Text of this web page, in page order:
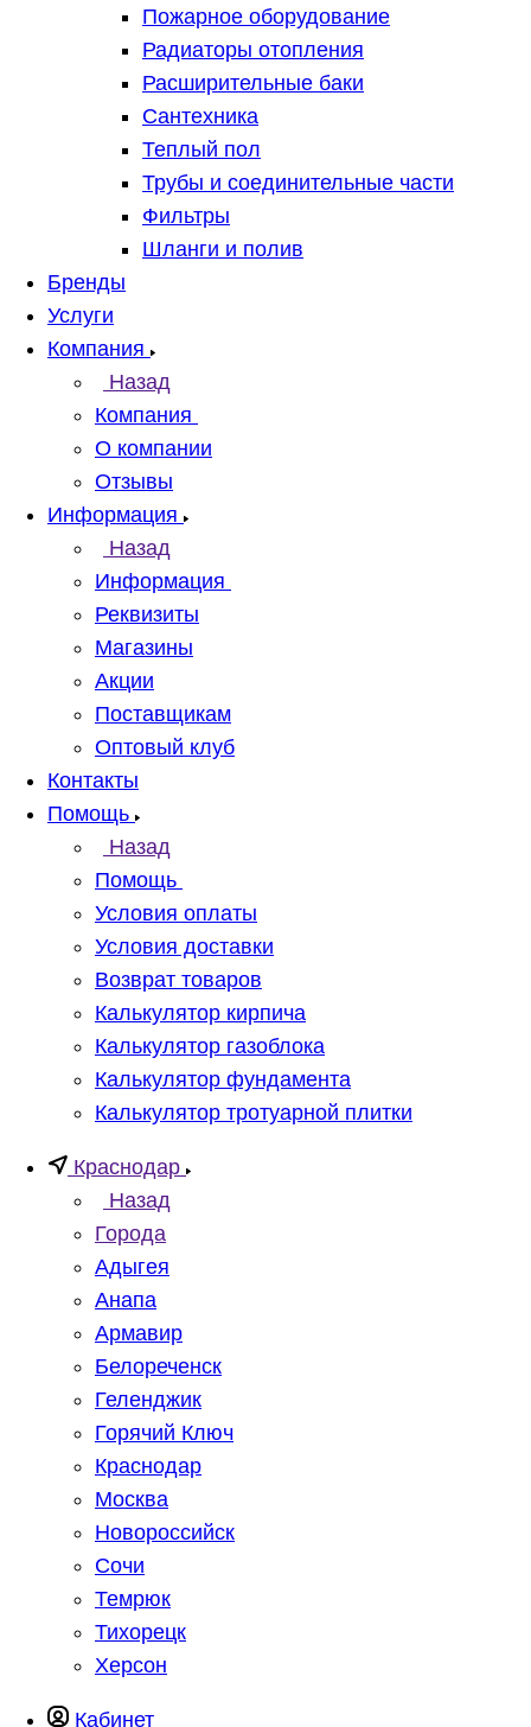
Пожарное оборудование
Радиаторы отопления
Расширительные баки
Сантехника
Теплый пол
Трубы и соединительные части
Фильтры
Шланги и полив
Бренды
Услуги
Компания
Назад
Компания
О компании
Отзывы
Информация
Назад
Информация
Реквизиты
Магазины
Акции
Поставщикам
Оптовый клуб
Контакты
Помощь
Назад
Помощь
Условия оплаты
Условия доставки
Возврат товаров
Калькулятор кирпича
Калькулятор газоблока
Калькулятор фундамента
Калькулятор тротуарной плитки
Краснодар
Назад
Города
Адыгея
Анапа
Армавир
Белореченск
Геленджик
Горячий Ключ
Краснодар
Москва
Новороссийск
Сочи
Темрюк
Тихорецк
Херсон
Кабинет